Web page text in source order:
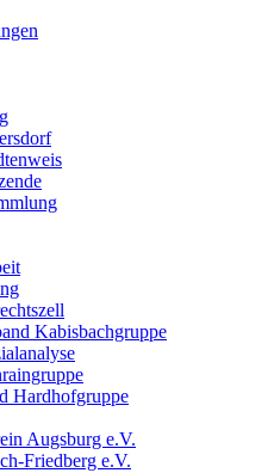
Kabisbachgruppe
Hardhofgruppe
Augsburg e.V.
Friedberg e.V.